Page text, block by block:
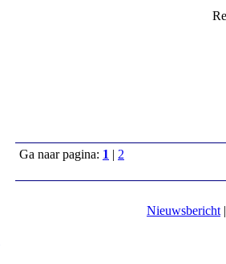
Ga naar pagina: 1 | 2
Nieuwsbericht